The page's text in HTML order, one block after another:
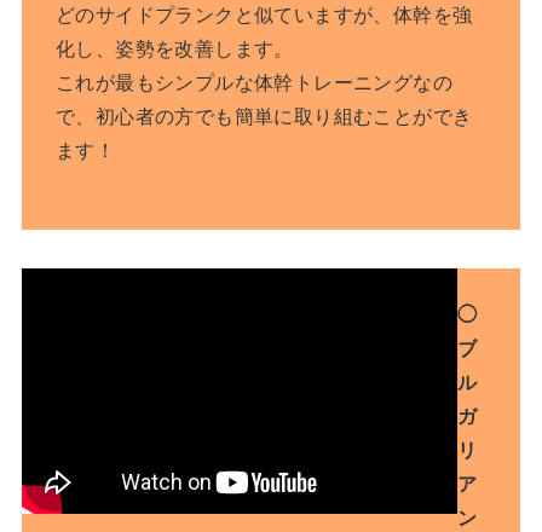
どのサイドプランクと似ていますが、体幹を強
化し、姿勢を改善します。
これが最もシンプルな体幹トレーニングなの
で、初心者の方でも簡単に取り組むことができ
ます！
◯
ブ
ル
ガ
リ
ア
ン